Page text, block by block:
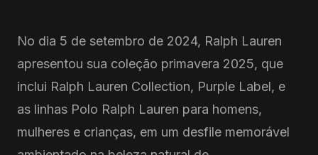
No dia 5 de setembro de 2024, Ralph Lauren
apresentou sua coleção primavera 2025, que
inclui Ralph Lauren Collection, Purple Label, e
as linhas Polo Ralph Lauren para homens,
mulheres e crianças, em um desfile memorável